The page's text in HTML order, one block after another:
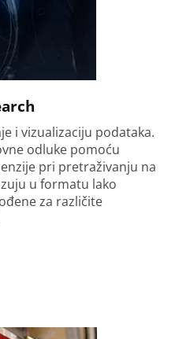
i vizualizaciju podataka.
odluke pomoću
pri pretraživanju na
u formatu lako
za različite